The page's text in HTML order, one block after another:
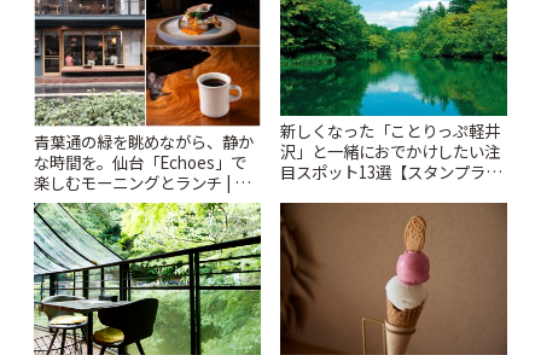
青葉通の緑を眺めながら、静か
な時間を。仙台「Echoes」で
楽しむモーニングとランチ | こ
とりっぷ
新しくなった「ことりっぷ軽井
沢」と一緒におでかけしたい注
目スポット13選【スタンプラリ